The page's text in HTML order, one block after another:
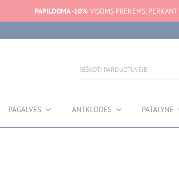
PAPILDOMA -10% VISOMS PREKĖMS, PERKANT
PAGALVĖS ANTKLODĖS PATALYNĖ